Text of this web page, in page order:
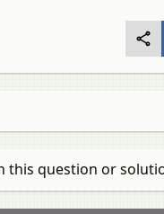
this question or